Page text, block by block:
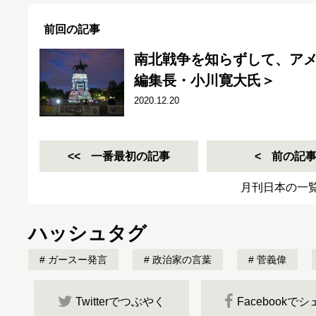
前回の記事
南北戦争を知らずして、ア
編集長・小川寛大氏＞
2020.12.20
一番最初の記事 前の記事
月刊日本の一
ハッシュタグ
ガースー発言 政治家の言葉 菅義偉
Twitterでつぶやく Facebookでシ